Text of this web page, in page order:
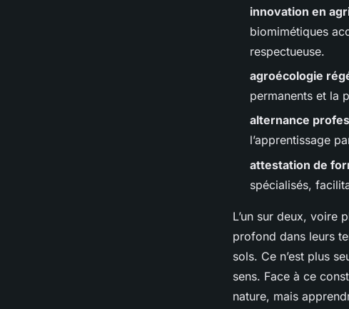
innovation en
biomimétiques
respectueuse.
agroécologie
permanents et la
alternance
l’apprentissage
attestation de
spécialisés,
L’un sur deux, voire
profond dans leurs
sols. Ce n’est plus
sens. Face à ce
nature, mais